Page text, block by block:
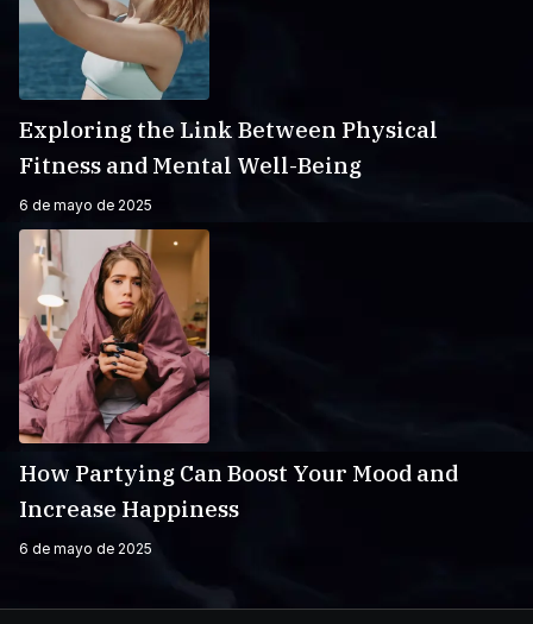
Exploring the Link Between Physical
Fitness and Mental Well-Being
6 de mayo de 2025
How Partying Can Boost Your Mood and
Increase Happiness
6 de mayo de 2025